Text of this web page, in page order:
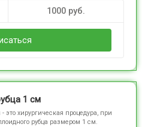
Процедура проводится под
1000 руб.
1 см
это хирургическая процедура, при
рубца размером 1 см.